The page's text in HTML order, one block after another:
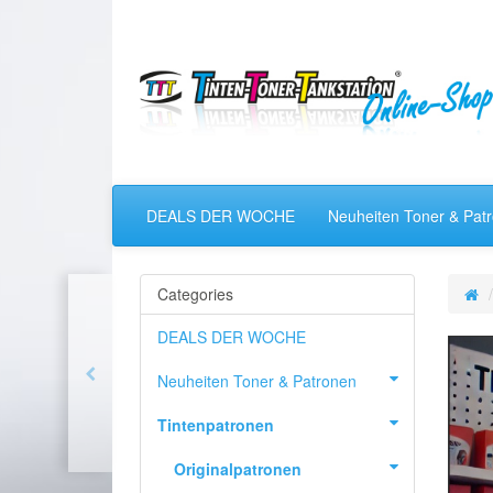
DEALS DER WOCHE Neuheiten Toner &
Categories
DEALS DER WOCHE
Neuheiten Toner & Patronen
Tintenpatronen
Originalpatronen